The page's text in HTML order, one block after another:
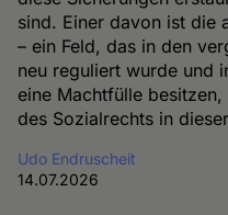
sind. Einer davon ist die
– ein Feld, das in den
neu reguliert wurde und
eine Machtfülle
des Sozialrechts in
Udo Endruscheit
14.07.2026